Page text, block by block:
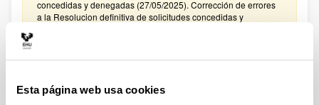
Esta página web usa cookies
concedidas y denegadas (27/05/2025). Corrección de errores
a la Resolucion definitiva de solicitudes concedidas y
CONVOCATORIA PROYECTOS DE COLABORACIÓN
Plazo de presentación cerrado: 15/01/2025 - 05/02/2025